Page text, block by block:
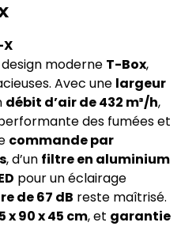
X
moderne T-Box,
Avec une largeur
débit d’air de 432 m³/h,
des fumées et
commande par
, d’un filtre en aluminium
pour un éclairage
de 67 dB reste maîtrisé.
x 90 x 45 cm, et garantie